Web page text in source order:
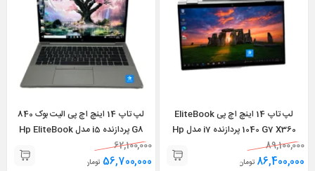
لپ تاپ 14 اینچ اچ پی EliteBook
1040 G7 X360 پردازنده i7 مدل Hp
EliteBook 1040 G7 i7 10th 16GB
512GB X360
89,100,000
86,400,000 تومان
لپ تاپ 14 اینچ اچ پی الیت بوک 840
G8 پردازنده i5 مدل Hp EliteBook
840 G8 i5 11th 8GB 256GB
Touch
62,100,000
56,700,000 تومان